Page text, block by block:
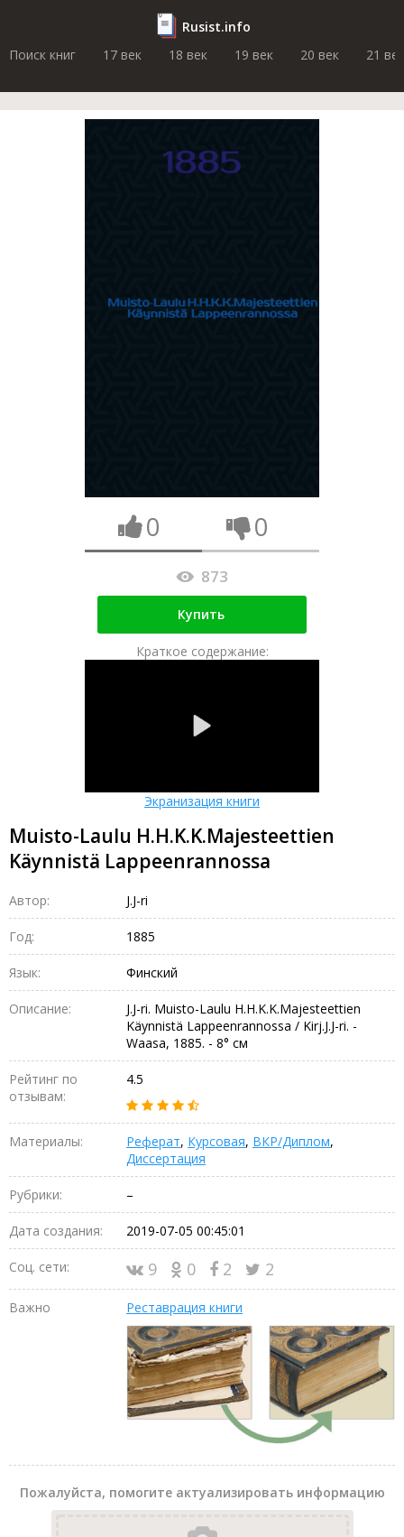
Rusist.info
Поиск книг
17 век 18 век 19 век 20 век 21 век
0 0
873
Купить
Краткое содержание:
Экранизация книги
Muisto-Laulu H.H.K.K.Majesteettien
Käynnistä Lappeenrannossa
Автор: J.J-ri
Год: 1885
Язык: Финский
Описание:
J.J-ri. Muisto-Laulu H.H.K.K.Majesteettien
Käynnistä Lappeenrannossa / Kirj.J.J-ri. -
Waasa, 1885. - 8° см
Рейтинг по
отзывам:
4.5
Материалы: Реферат, Курсовая, ВКР/Диплом,
Диссертация
Рубрики: –
Дата создания: 2019-07-05 00:45:01
Соц. сети: 9 0 2 2
Важно Реставрация книги
Пожалуйста, помогите актуализировать информацию